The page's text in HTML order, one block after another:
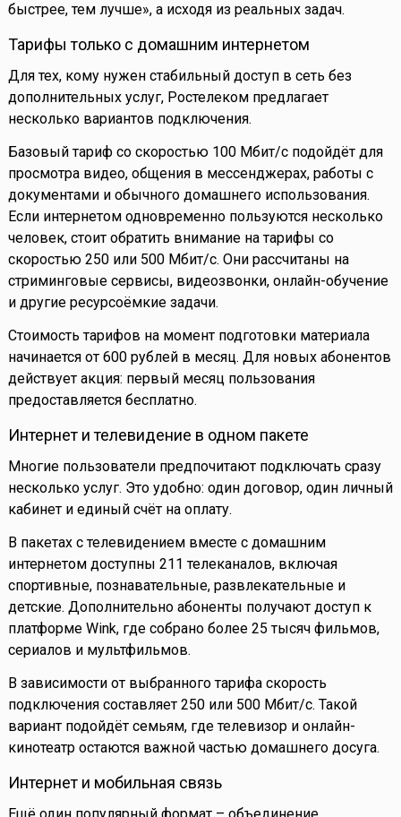
быстрее, тем лучше», а исходя из реальных задач.
Тарифы только с домашним интернетом
Для тех, кому нужен стабильный доступ в сеть без
дополнительных услуг, Ростелеком предлагает
несколько вариантов подключения.
Базовый тариф со скоростью 100 Мбит/с подойдёт для
просмотра видео, общения в мессенджерах, работы с
документами и обычного домашнего использования.
Если интернетом одновременно пользуются несколько
человек, стоит обратить внимание на тарифы со
скоростью 250 или 500 Мбит/с. Они рассчитаны на
стриминговые сервисы, видеозвонки, онлайн-обучение
и другие ресурсоёмкие задачи.
Стоимость тарифов на момент подготовки материала
начинается от 600 рублей в месяц. Для новых абонентов
действует акция: первый месяц пользования
предоставляется бесплатно.
Интернет и телевидение в одном пакете
Многие пользователи предпочитают подключать сразу
несколько услуг. Это удобно: один договор, один личный
кабинет и единый счёт на оплату.
В пакетах с телевидением вместе с домашним
интернетом доступны 211 телеканалов, включая
спортивные, познавательные, развлекательные и
детские. Дополнительно абоненты получают доступ к
платформе Wink, где собрано более 25 тысяч фильмов,
сериалов и мультфильмов.
В зависимости от выбранного тарифа скорость
подключения составляет 250 или 500 Мбит/с. Такой
вариант подойдёт семьям, где телевизор и онлайн-
кинотеатр остаются важной частью домашнего досуга.
Интернет и мобильная связь